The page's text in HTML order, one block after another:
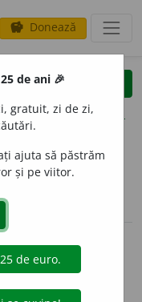
savings Donează
clear
opțiuni
declinări
de
definiții.
de ani 🎉
gratuit, zi de zi,
ajuta să păstrăm
și pe viitor.